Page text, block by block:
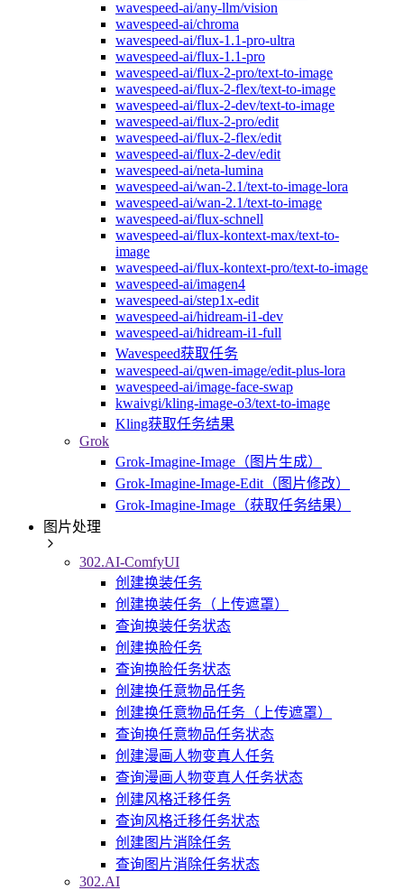
wavespeed-ai/any-llm/vision
wavespeed-ai/chroma
wavespeed-ai/flux-1.1-pro-ultra
wavespeed-ai/flux-1.1-pro
wavespeed-ai/flux-2-pro/text-to-image
wavespeed-ai/flux-2-flex/text-to-image
wavespeed-ai/flux-2-dev/text-to-image
wavespeed-ai/flux-2-pro/edit
wavespeed-ai/flux-2-flex/edit
wavespeed-ai/flux-2-dev/edit
wavespeed-ai/neta-lumina
wavespeed-ai/wan-2.1/text-to-image-lora
wavespeed-ai/wan-2.1/text-to-image
wavespeed-ai/flux-schnell
wavespeed-ai/flux-kontext-max/text-to-
image
wavespeed-ai/flux-kontext-pro/text-to-image
wavespeed-ai/imagen4
wavespeed-ai/step1x-edit
wavespeed-ai/hidream-i1-dev
wavespeed-ai/hidream-i1-full
Wavespeed获取任务
wavespeed-ai/qwen-image/edit-plus-lora
wavespeed-ai/image-face-swap
kwaivgi/kling-image-o3/text-to-image
Kling获取任务结果
Grok
Grok-Imagine-Image（图片生成）
Grok-Imagine-Image-Edit（图片修改）
Grok-Imagine-Image（获取任务结果）
图片处理
302.AI-ComfyUI
创建换装任务
创建换装任务（上传遮罩）
查询换装任务状态
创建换脸任务
查询换脸任务状态
创建换任意物品任务
创建换任意物品任务（上传遮罩）
查询换任意物品任务状态
创建漫画人物变真人任务
查询漫画人物变真人任务状态
创建风格迁移任务
查询风格迁移任务状态
创建图片消除任务
查询图片消除任务状态
302.AI